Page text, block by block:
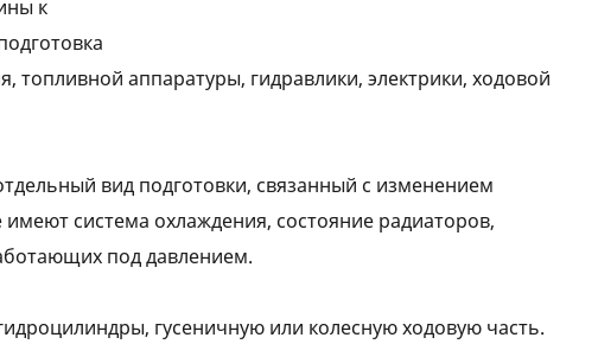
к
топливной аппаратуры, гидравлики, электрики, ходовой
вид подготовки, связанный с изменением
система охлаждения, состояние радиаторов,
под давлением.
гусеничную или колесную ходовую часть.